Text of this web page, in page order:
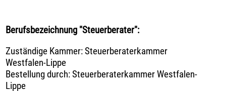
Berufsbezeichnung "Steuerberater":
Zuständige Kammer: Steuerberaterkammer
Westfalen-Lippe
Bestellung durch: Steuerberaterkammer Westfalen-
Lippe